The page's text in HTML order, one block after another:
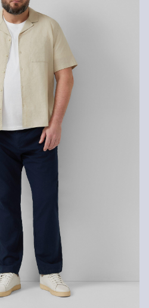
bębnowej
w ciągu 14 dni.